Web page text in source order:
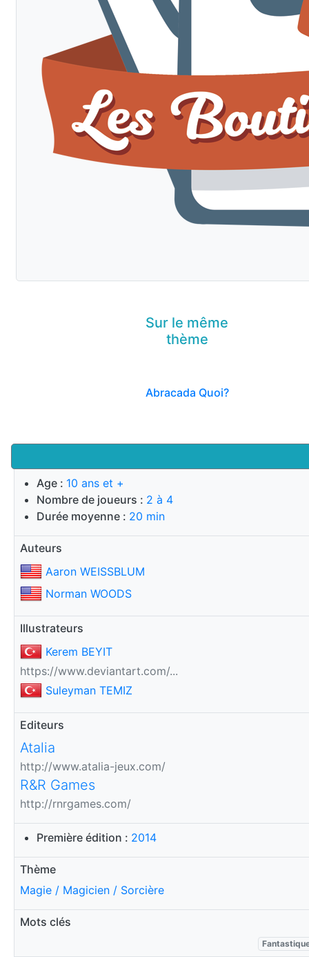
Age : 10 ans et +
Nombre de joueurs : 2 à 4
Durée moyenne : 20 min
Auteurs
Aaron WEISSBLUM
Norman WOODS
Illustrateurs
Kerem BEYIT
https://www.deviantart.com/...
Suleyman TEMIZ
Editeurs
Atalia
http://www.atalia-jeux.com/
R&R Games
http://rnrgames.com/
Première édition : 2014
Thème
Magie / Magicien / Sorcière
Mots clés
Sur le même
thème
Abracada Quoi?